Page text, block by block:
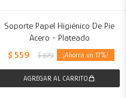
Soporte Papel Higiénico De Pie
Acero - Plateado
$ 559 $ 679 17